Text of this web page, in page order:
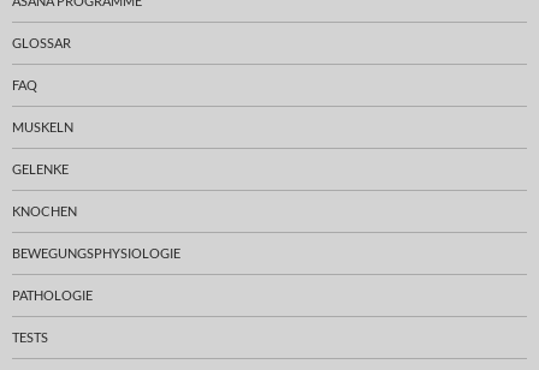
GLOSSAR
FAQ
MUSKELN
GELENKE
KNOCHEN
BEWEGUNGSPHYSIOLOGIE
PATHOLOGIE
TESTS